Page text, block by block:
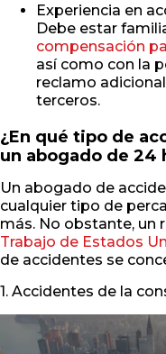
Experiencia en
Debe estar
compensación
así como con la
reclamo
terceros.
¿En qué tipo de
un abogado de 24
Un abogado de
cualquier tipo de
más. No obstante, un
Trabajo de Estados
de accidentes se
1. Accidentes de la